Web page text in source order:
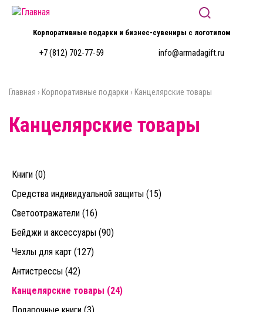
Перейти к основному содержанию
Корпоративные подарки и бизнес-сувениры с логотипом
+7 (812) 702-77-59 info@armadagift.ru
Вы здесь
Главная › Корпоративные подарки › Канцелярские товары
Канцелярские товары
Книги (0)
Средства индивидуальной защиты (15)
Светоотражатели (16)
Бейджи и аксессуары (90)
Чехлы для карт (127)
Антистрессы (42)
Канцелярские товары (24)